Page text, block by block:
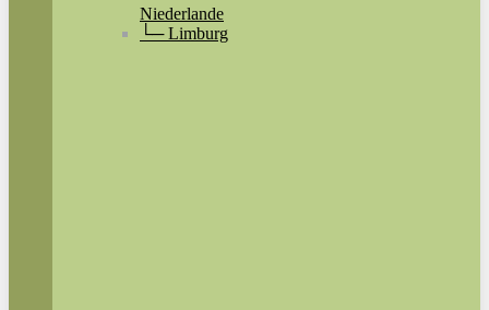
Niederlande
└─ Limburg